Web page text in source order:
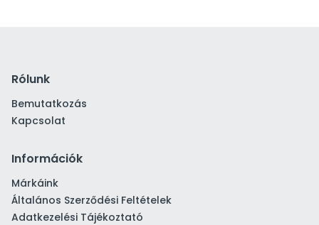
Rólunk
Bemutatkozás
Kapcsolat
Információk
Márkáink
Általános Szerződési Feltételek
Adatkezelési Tájékoztató